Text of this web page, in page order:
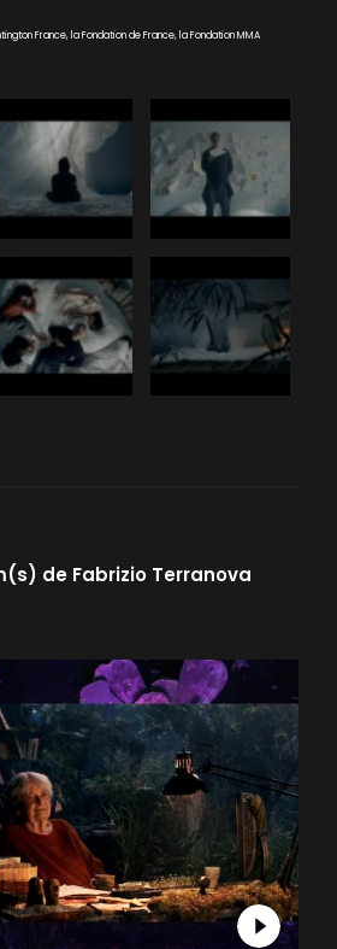
France, la Fondation de France, la Fondation MMA
de Fabrizio Terranova